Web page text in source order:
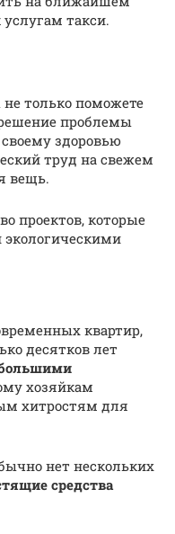
услугам такси.
только поможете
проблемы
здоровью
труд на свежем
вещь.
проектов, которые
квартир,
десятков лет
большими
хозяйкам
хитростям для
нет нескольких
средства